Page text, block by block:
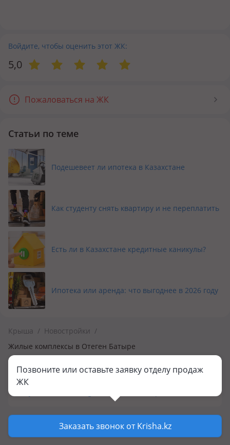
Войдите, чтобы оценить этот ЖК:
5,0
Пожаловаться на ЖК
Статьи по теме
Подешевеет ли ипотека в Казахстане
Как студенту снять квартиру и не переплатить
Есть ли в Казахстане кредитные каникулы?
Ипотека или аренда: что выгоднее в 2026 году
Позвоните или оставьте заявку отделу продаж
ЖК
Заказать звонок от Krisha.kz
Крыша / Новостройки /
Жилые комплексы в Отеген Батыре
Популярные новостройки в Отеген Батыре